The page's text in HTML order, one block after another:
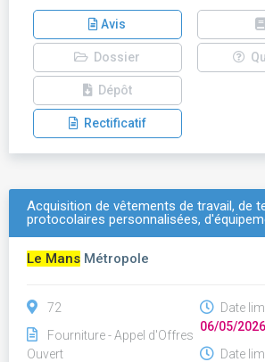
Avis
Dossier
Dépôt
Rectificatif
Acquisition de vêtements de travail, de
protocolaires personnalisées,
Le Mans Métropole
72
Fourniture - Appel d'Offres
Ouvert
Date
06/05/
Date